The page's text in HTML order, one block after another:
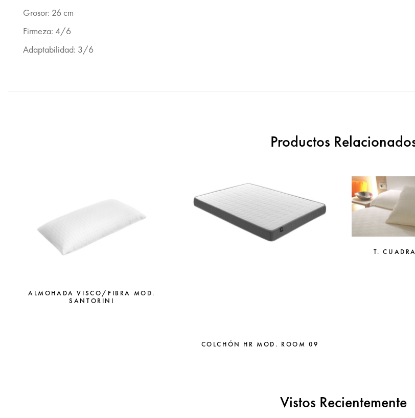
Grosor: 26 cm
Firmeza: 4/6
Adaptabilidad: 3/6
Productos
ALMOHADA VISCO/FIBRA MOD.
SANTORINI
COLCHÓN HR MOD. ROOM 09
T.
Vistos Recientemente